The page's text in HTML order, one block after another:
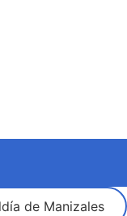
de Manizales